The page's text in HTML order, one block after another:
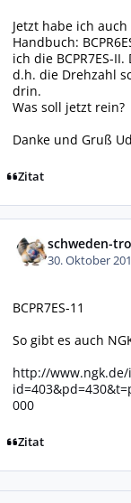
Jetzt habe ich
Handbuch:
ich die BCPR7ES-
d.h. die Drehzahl
drin.
Was soll jetzt rein?
Danke und Gruß
Zitat
schweden-
30. Oktober
BCPR7ES-11
So gibt es auch
http://
000
Zitat